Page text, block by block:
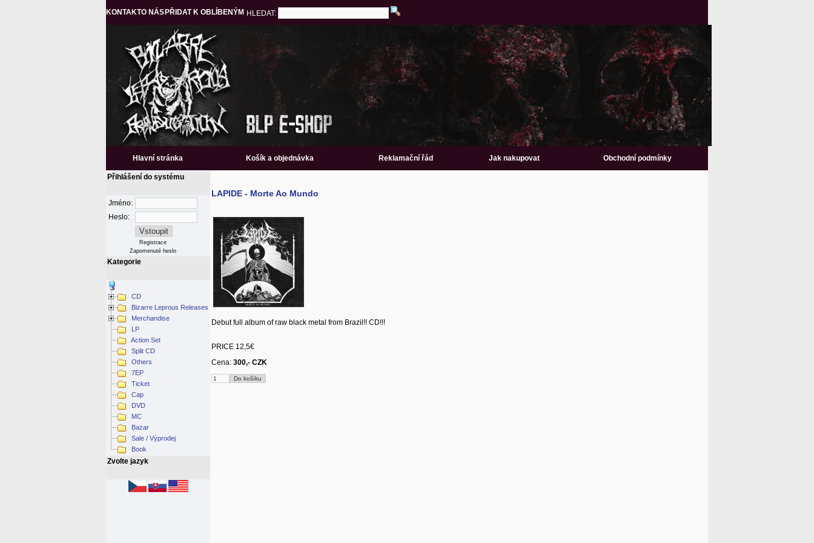
KONTAKTO NÁS PŘIDAT K OBLÍBENÝM HLEDAT:
Hlavní stránka Košík a objednávka Reklamační řád Jak nakupovat Obchodní podmínky
Přihlášení do systému
Jméno:
Heslo:
Registrace
Zapomenuté heslo
Kategorie
CD
Bizarre Leprous Releases
Merchandise
LP
Action Set
Split CD
Others
7EP
Ticket
Cap
DVD
MC
Bazar
Sale / Výprodej
Book
Zvolte jazyk
LAPIDE - Morte Ao Mundo
Debut full album of raw black metal from Brazil!! CD!!!
PRICE 12,5€
Cena: 300,- CZK